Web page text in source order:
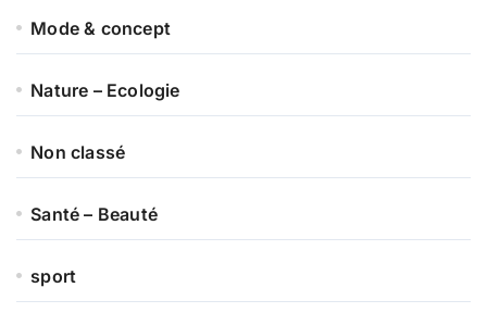
Mode & concept
Nature – Ecologie
Non classé
Santé – Beauté
sport